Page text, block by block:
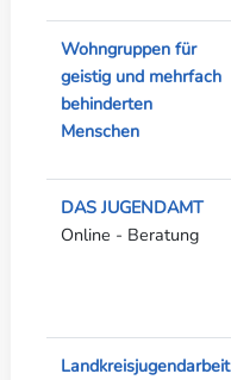
Wohngruppen für
geistig und mehrfach
behinderten
Menschen
DAS JUGENDAMT
Online - Beratung
Landkreisjugendarbeit